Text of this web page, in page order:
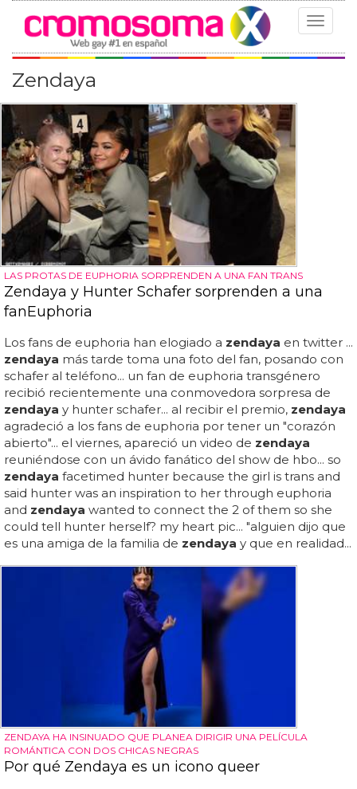
Toggle
Zendaya
LAS PROTAS DE EUPHORIA SORPRENDEN A UNA FAN TRANS
Zendaya y Hunter Schafer sorprenden a una
fanEuphoria
Los fans de euphoria han elogiado a zendaya en twitter ...
zendaya más tarde toma una foto del fan, posando con
schafer al teléfono... un fan de euphoria transgénero
recibió recientemente una conmovedora sorpresa de
zendaya y hunter schafer... al recibir el premio, zendaya
agradeció a los fans de euphoria por tener un "corazón
abierto"... el viernes, apareció un video de zendaya
reuniéndose con un ávido fanático del show de hbo... so
zendaya facetimed hunter because the girl is trans and
said hunter was an inspiration to her through euphoria
and zendaya wanted to connect the 2 of them so she
could tell hunter herself? my heart pic... "alguien dijo que
es una amiga de la familia de zendaya y que en realidad...
ZENDAYA HA INSINUADO QUE PLANEA DIRIGIR UNA PELÍCULA
ROMÁNTICA CON DOS CHICAS NEGRAS
Por qué Zendaya es un icono queer